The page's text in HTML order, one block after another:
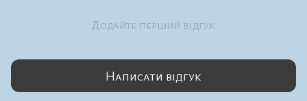
Додайте перший відгук
Написати відгук